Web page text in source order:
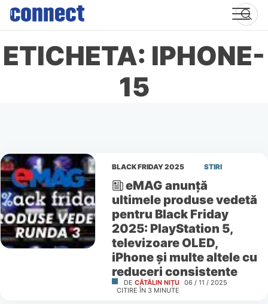
Skip
content
ETICHETA: IPHONE-
15
BLACK FRIDAY 2025 STIRI
eMAG anunță
ultimele produse vedetă
pentru Black Friday
2025: PlayStation 5,
televizoare OLED,
iPhone și multe altele cu
reduceri consistente
DE CĂTĂLIN NIȚU 06 / 11 / 2025
CITIRE ÎN 3 MINUTE